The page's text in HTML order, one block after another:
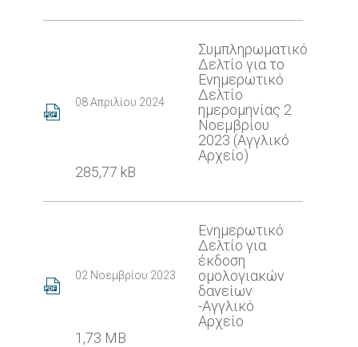
08 Απριλίου 2024
Συμπληρωματικό
Δελτίο για το
Ενημερωτικό
Δελτίο
ημερομηνίας 2
Νοεμβρίου
2023 (Αγγλικό
Αρχείο)
285,77 kB
02 Νοεμβρίου 2023
Ενημερωτικό
Δελτίο για
έκδοση
ομολογιακών
δανείων
-Αγγλικό
Αρχείο
1,73 MB